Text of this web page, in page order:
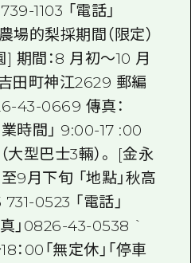
1103 「電話」
的梨採期間（限定）
期間：8 月初～10 月
田町神江2629 郵編
43-0669 傳真：
時間」 9:00-17 :00
大型巴士3輛）。 [金永
9月下旬 「地點」秋高
0523 「電話」
」0826-43-0538 `
：00「無定休」「停車